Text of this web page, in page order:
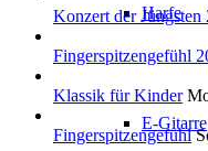
Harfe
E-Gitarre
Konzert der Jüngsten
Fingerspitzengefühl
Klassik für Kinder
Fingerspitzengefühl